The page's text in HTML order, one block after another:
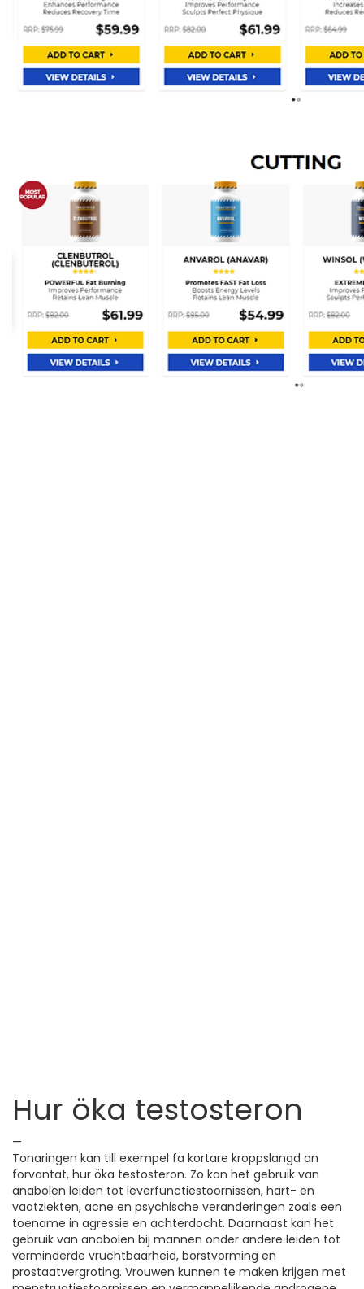
Hur öka testosteron
—
Tonaringen kan till exempel fa kortare kroppslangd an
forvantat, hur öka testosteron. Zo kan het gebruik van
anabolen leiden tot leverfunctiestoornissen, hart- en
vaatziekten, acne en psychische veranderingen zoals een
toename in agressie en achterdocht. Daarnaast kan het
gebruik van anabolen bij mannen onder andere leiden tot
verminderde vruchtbaarheid, borstvorming en
prostaatvergroting. Vrouwen kunnen te maken krijgen met